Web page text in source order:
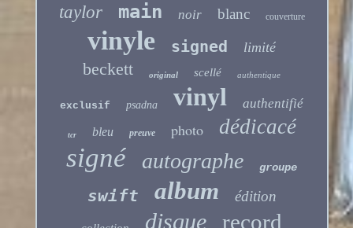
taylor main noir blanc couverture
vinyle signed limité
beckett original scellé authentique
exclusif psadna vinyl authentifié
tcr bleu preuve photo dédicacé
signé autographe groupe
swift album édition
disque record